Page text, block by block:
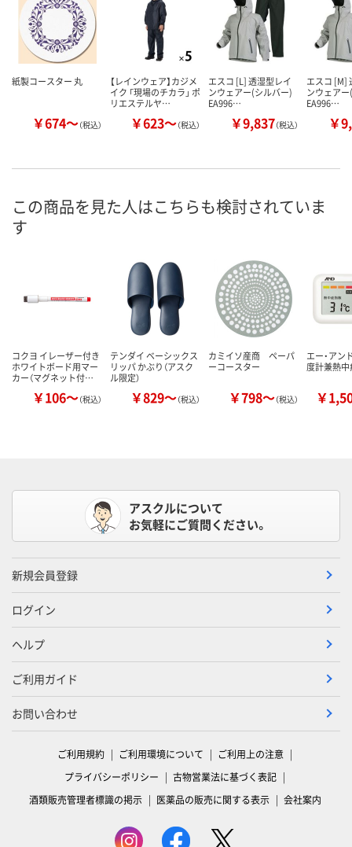
紙製コースター 丸
￥674～（税込）
【レインウェア】カジメ
イク 「現場のチカラ」 ポ
リエステルヤ…
￥623～（税込）
エスコ [L] 透湿型レイ
ンウェアー(シルバー)
EA996…
￥9,837（税込）
エスコ [M]
ンウェア
EA996…
￥
この商品を見た人はこちらも検討されていま
す
コクヨ イレーザー付き
ホワイトボード用マー
カー（マグネット付…
￥106～（税込）
テンダイ ベーシックス
リッパ かぶり（アスク
ル限定）
￥829～（税込）
カミイソ産商 ペーパ
ーコースター
￥798～（税込）
エー・アン
度計兼熱
￥
アスクルについて
お気軽にご質問ください。
新規会員登録
ログイン
ヘルプ
ご利用ガイド
お問い合わせ
ご利用規約 ご利用環境について
ご利用上の注意
プライバシーポリシー
古物営業法に基づく表記
酒類販売管理者標識の掲示
医薬品の販売に関する表示 会社案内